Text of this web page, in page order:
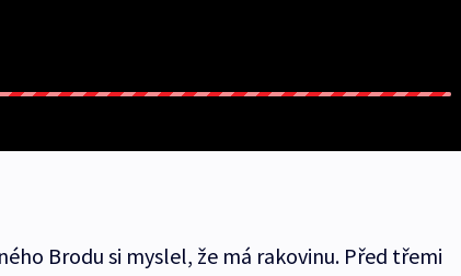
Brodu si myslel, že má rakovinu. Před třemi